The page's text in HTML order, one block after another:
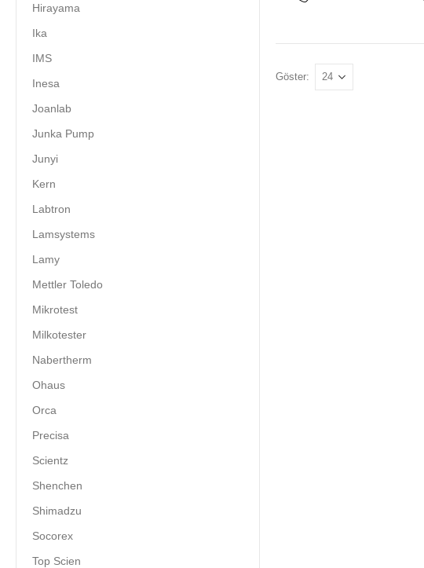
Göster:
Hirayama
Ika
IMS
Inesa
Joanlab
Junka Pump
Junyi
Kern
Labtron
Lamsystems
Lamy
Mettler Toledo
Mikrotest
Milkotester
Nabertherm
Ohaus
Orca
Precisa
Scientz
Shenchen
Shimadzu
Socorex
Top Scien